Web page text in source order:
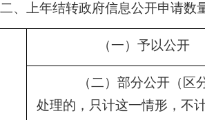
二、上年结转政府信息公开申请数
（一）予以公开
（二）部分公开（区
处理的，只计这一情形，不